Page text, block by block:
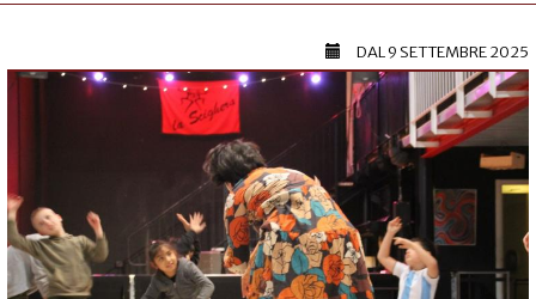
DAL9 SETTEMBRE 2025